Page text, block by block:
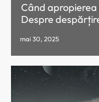
Când apropierea
Despre